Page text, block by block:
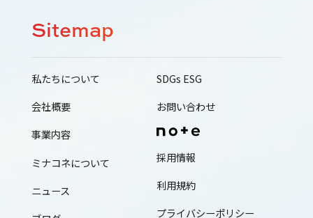
Sitemap
私たちについて
会社概要
事業内容
ミナコネについて
ニュース
SDGs ESG
お問い合わせ
採用情報
利用規約
プライバシーポリシー